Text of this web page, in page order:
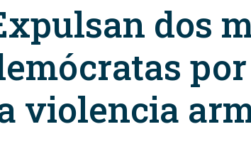
dos
violencia